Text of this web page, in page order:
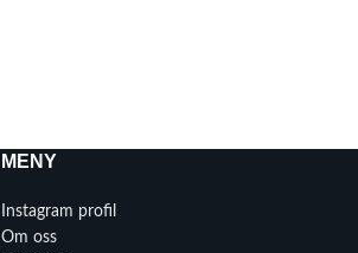
MENY
Instagram profil
Om oss